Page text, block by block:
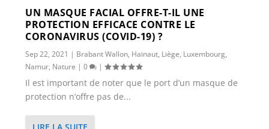
UN MASQUE FACIAL OFFRE-T-IL UNE
PROTECTION EFFICACE CONTRE LE
CORONAVIRUS (COVID-19) ?
Sep 22, 2021 | Brabant Wallon, Hainaut, Liège, Luxembourg,
Namur, Nature |0 |
Il est important de noter que le port d’un masque de
protection n’offre pas de...